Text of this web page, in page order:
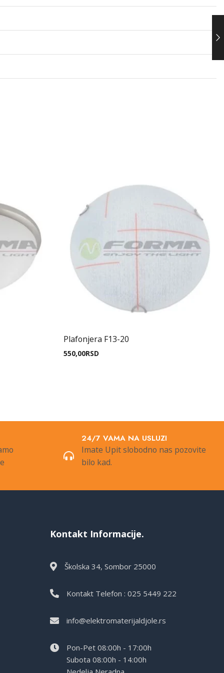
Plafonjera F13-20
550,00RSD
24/7 VAMA NA USLUZI
Imate Upit slobodno nas pozovite
bilo kad.
Kontakt Informacije.
Školska 34, Sombor 25000
Kontakt Telefon : 025 5449 222
info@elektromaterijaldjole.rs
Pon-Pet 08:00h - 17:00h
Subota 08:00h - 14:00h